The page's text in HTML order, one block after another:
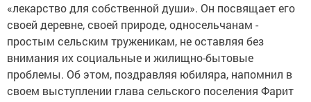
«лекарство для собственной души». Он посвящает его
своей деревне, своей природе, односельчанам -
простым сельским труженикам, не оставляя без
внимания их социальные и жилищно-бытовые
проблемы. Об этом, поздравляя юбиляра, напомнил в
своем выступлении глава сельского поселения Фарит